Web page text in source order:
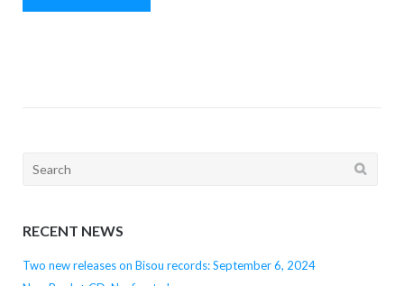
Search
RECENT NEWS
Two new releases on Bisou records: September 6, 2024